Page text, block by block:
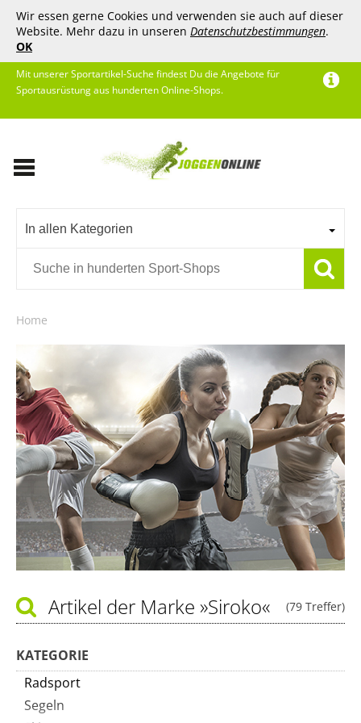
Wir essen gerne Cookies und verwenden sie auch auf dieser
Website. Mehr dazu in unseren Datenschutzbestimmungen.
OK
Mit unserer Sportartikel-Suche findest Du die Angebote für
Sportausrüstung aus hunderten Online-Shops.
In allen Kategorien
Home
(79 Treffer)
Artikel der Marke »Siroko«
KATEGORIE
Radsport
Segeln